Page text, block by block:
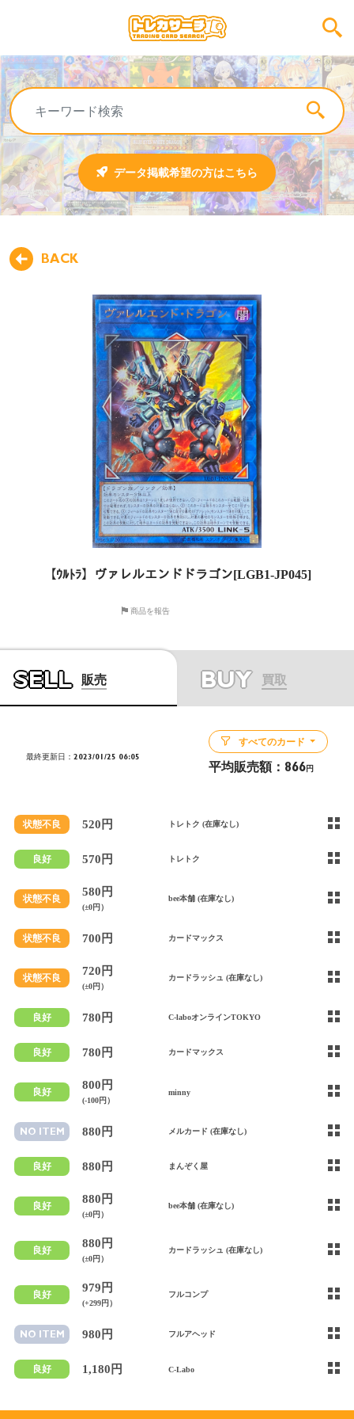
データ掲載希望の方はこちら
BACK
【ｳﾙﾄﾗ】ヴァレルエンドドラゴン[LGB1-JP045]
商品を報告
SELL 販売 BUY 買取
最終更新日：2023/01/25 06:05
すべてのカード
平均販売額： 866円
状態不良 520円 トレトク (在庫なし)
良好 570円 トレトク
状態不良
580円
(±0円）
bee本舗 (在庫なし)
状態不良 700円 カードマックス
状態不良
720円
(±0円）
カードラッシュ (在庫なし)
良好 780円 C-laboオンラインTOKYO
良好 780円 カードマックス
良好
800円
(-100円）
minny
NO ITEM 880円 メルカード (在庫なし)
良好 880円 まんぞく屋
良好
880円
(±0円）
bee本舗 (在庫なし)
良好
880円
(±0円）
カードラッシュ (在庫なし)
良好
979円
(+299円）
フルコンプ
NO ITEM 980円 フルアヘッド
良好 1,180円 C-Labo